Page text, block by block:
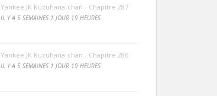
Yankee JK Kuzuhana-chan - Chapitre 287
IL Y A 5 SEMAINES 1 JOUR 19 HEURES
Yankee JK Kuzuhana-chan - Chapitre 286
IL Y A 5 SEMAINES 1 JOUR 19 HEURES